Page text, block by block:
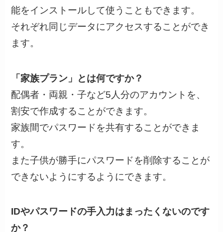
能をインストールして使うこともできます。
それぞれ同じデータにアクセスすることができ
ます。
「家族プラン」とは何ですか？
配偶者・両親・子など5人分のアカウントを、
割安で作成することができます。
家族間でパスワードを共有することができま
す。
また子供が勝手にパスワードを削除することが
できないようにするようにできます。
IDやパスワードの手入力はまったくないのです
か？